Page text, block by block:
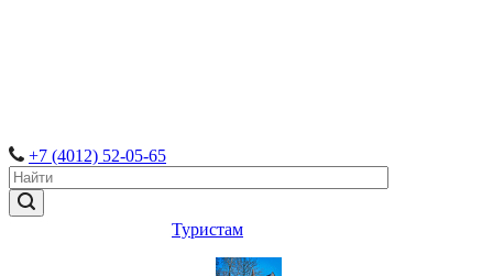
+7 (4012) 52-05-65
Туристам